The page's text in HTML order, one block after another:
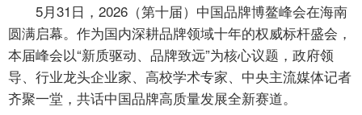
5月31日，2026（第十届）中国品牌博鳌峰会在海南
圆满启幕。作为国内深耕品牌领域十年的权威标杆盛会，
本届峰会以“新质驱动、品牌致远”为核心议题，政府领
导、行业龙头企业家、高校学术专家、中央主流媒体记者
齐聚一堂，共话中国品牌高质量发展全新赛道。